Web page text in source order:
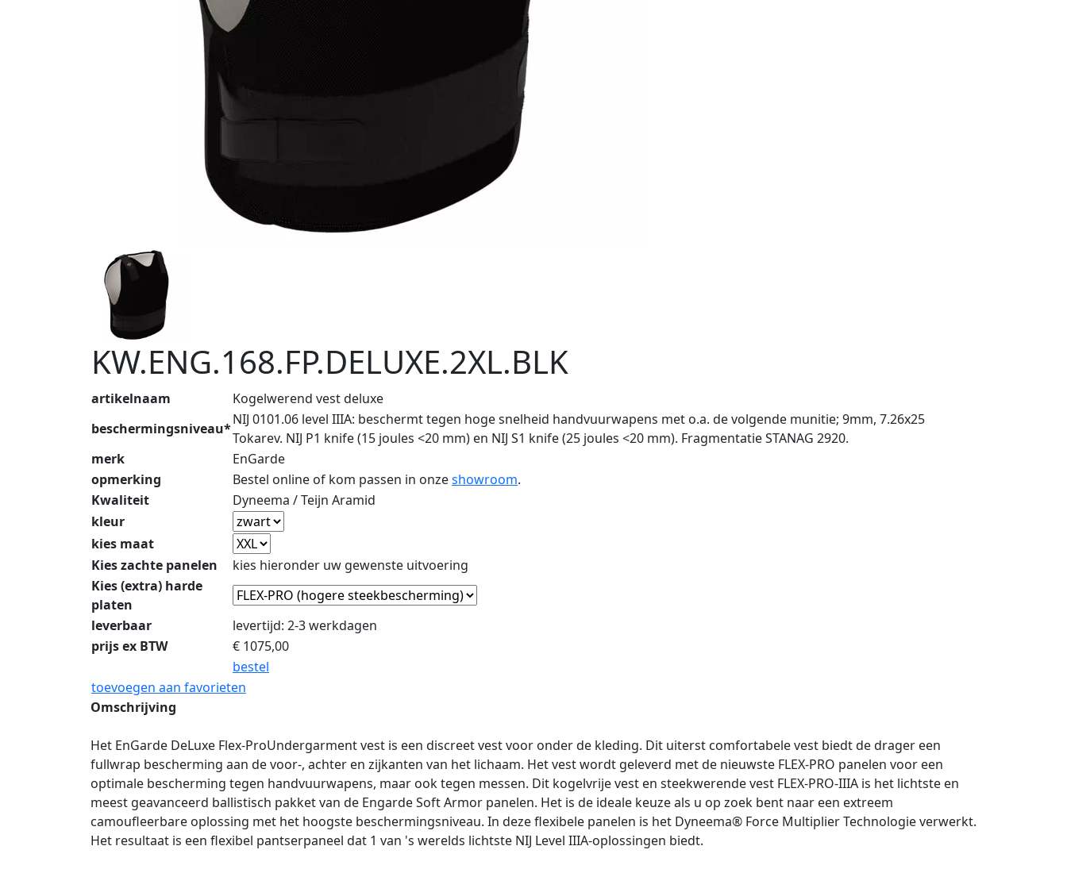
KW.ENG.168.FP.DELUXE.2XL.BLK
artikelnaam
Kogelwerend vest deluxe
beschermingsniveau*
NIJ 0101.06 level IIIA: beschermt tegen hoge snelheid handvuurwapens met o.a. de volgende munitie; 9mm, 7.26x25
Tokarev. NIJ P1 knife (15 joules <20 mm) en NIJ S1 knife (25 joules <20 mm). Fragmentatie STANAG 2920.
merk
EnGarde
opmerking
Bestel online of kom passen in onzeshowroom.
Kwaliteit
Dyneema / Teijn Aramid
kleur
kies maat
Kies zachte panelen
kies hieronder uw gewenste uitvoering
Kies (extra) harde
platen
leverbaar
levertijd: 2-3 werkdagen
prijs ex BTW
€ 1075,00
bestel
toevoegen aan favorieten
Omschrijving
Het EnGarde DeLuxe Flex-ProUndergarment vest is een discreet vest voor onder de kleding. Dit uiterst comfortabele vest biedt de drager een
fullwrap bescherming aan de voor-, achter en zijkanten van het lichaam. Het vest wordt geleverd met de nieuwste FLEX-PRO panelen voor een
optimale bescherming tegen handvuurwapens, maar ook tegen messen. Dit kogelvrije vest en steekwerende vest FLEX-PRO-IIIA is het lichtste en
meest geavanceerd ballistisch pakket van de Engarde Soft Armor panelen. Het is de ideale keuze als u op zoek bent naar een extreem
camoufleerbare oplossing met het hoogste beschermingsniveau. In deze flexibele panelen is het Dyneema® Force Multiplier Technologie verwerkt.
Het resultaat is een flexibel pantserpaneel dat 1 van 's werelds lichtste NIJ Level IIIA-oplossingen biedt.